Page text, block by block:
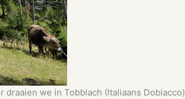
we in Tobblach (Italiaans Dobiacco)